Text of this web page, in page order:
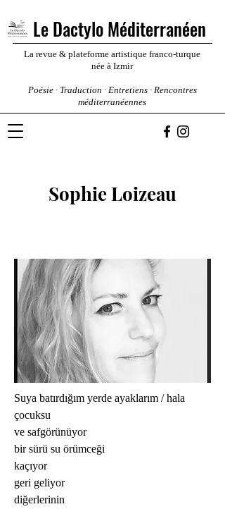
Le Dactylo Méditerranéen
La revue & plateforme artistique franco-turque
née à Izmir
Poésie · Traduction · Entretiens · Rencontres
méditerranéennes
Sophie Loizeau
Suya batırdığım yerde ayaklarım / hala
çocuksu
ve safgörünüyor
bir sürü su örümceği
kaçıyor
geri geliyor
diğerlerinin